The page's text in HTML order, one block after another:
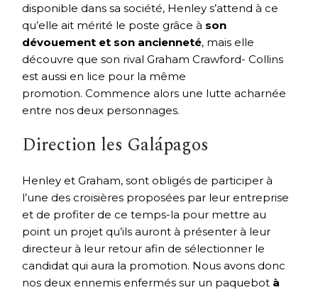
disponible dans sa société, Henley s’attend à ce
qu’elle ait mérité le poste grâce à son
dévouement et son ancienneté, mais elle
découvre que son rival Graham Crawford- Collins
est aussi en lice pour la même
promotion. Commence alors une lutte acharnée
entre nos deux personnages.
Direction les Galápagos
Henley et Graham, sont obligés de participer à
l’une des croisières proposées par leur entreprise
et de profiter de ce temps-la pour mettre au
point un projet qu’ils auront à présenter à leur
directeur à leur retour afin de sélectionner le
candidat qui aura la promotion. Nous avons donc
nos deux ennemis enfermés sur un paquebot à